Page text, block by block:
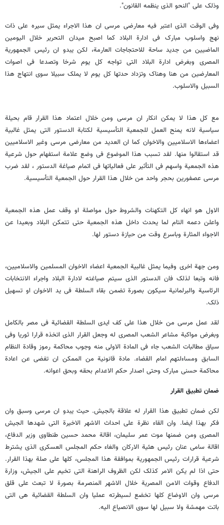
وذلک على "النحو الذی ینظمه القانون".
وفی الوقت الذی اعتبر فیه معارضی مرسی ان هذا الاجراء یمثل سیره على ذات
نهج واسلوب مبارک فی ادارة البلاد کما اصبح میدان التحریر خلال الیومین
الماضیین من جدید ساحة للاحتجاجات العارمة، لکن یبدو ان رئیس الجمهوریة
المصری وبغرض ادارة البلاد التی تواجه کل یوم شرخا وتصدعا فی اصوات
المعارضین من هنا وهناک وتزداد حدتها کل یوم لا یملک سبیلا سوى انتهاج هذا
السبیل والاسلوب.
مع کل هذا لا یمکن انکار ان مرسی ومن خلال اعتماد هذا القرار قام بحیلة
سیاسیة لانه یمنح العمل للجمعیة التأسیسیة لکتابة الدستور التی یمثل غالبیة
اعضاءها الاسلامیین والاخوان کما ان العدید من معارضی مرسی وغیر الاسلامیین
قد استقالوا منها. لقد تسبب هذا الموضوع فی وضع علامة استفهام حول شرعیة
هذه الجمعیة واسهم فی التأثیر على فعالیاتها فی اتمام صیاغة الدستور ، لقد ضرب
مرسی عصفورین بحجر واحد من خلال هذا القرار حول الجمعیة التأسیسیة.
الاول هو انهاء کل التکهنات والشروط حول مواصلة او وقف عمل هذه الجمعیة
واعلن دعمه التام لما یحدث داخل هذه الجمعیة حتى تتمکن البلاد وبعیدا عن
الاجواء المثارة وباسرع وقت من حیازة دستور لها.
ومن جهة اخرى وفیما یمثل غالبیة الجمعیة اعضاء الاخوان المسلمین والاسلامیین،
فانه وتبعا لذلک فان الدستور الذی سیتم صیاغته لادارة البلاد واجراء الانتخابات
الرئاسیة والبرلمانیة سیکون بصورة تضمن بقاء السلطة فی ید الاخوان او تسهیل
ذلک.
لقد عمل مرسی من خلال هذا على کف ایدی السلطة القضائیة فی مصر بالکامل
وبغرض مواکبة مشاعر الشعب المصری له وجعل القرار الذی اتخذه قرارا ثوریا وفی
سیاق مطالبات الشعب جاء فی المادة الاولى منه وجوب محاکمة رموز وقادة النظام
السابق ومساءلتهم امام القضاء. مادة قانونیة من الممکن ان تفضی عن اعادة
محاکمة حسنی مبارک وحتى اصدار حکم الاعدام بحقه وبحق اعوانه.
ضمان تطبیق القرار
لکن ضمان تطبیق هذا القرار له علاقة بالجیش. حیث یبدو ان مرسی وسبق وان
فکر بهذا ایضا. وان القاء نظرة على احداث الاشهر الاخیرة التی شهدها الجیش
المصری ومن ضمنها موت عمر سلیمان، اقالة محمد حسین طنطاوی وزیر الدفاع،
اقالة سامی عنان رئیس هئیة الارکان والغاء حکم المجلس العسکری الذی یشترط
شرعیة قرارات رئیس الجمهوریة بموافقة هذا المجلس، کلها على صلة بهذا القرار.
حتى اذا لم یکن الامر کذلک لکن الظروف الراهنة التی تخیم على الجیش، وزارة
الدفاع وقوات الامن المصریة خلال الاشهر المنصرمة بصورة لا تبعث على قلق
مرسی وان الاوضاع کلها تخضع لسیطرته عملیا وان السلطة القضائیة هی التی
باتت مهمشة ولا سبیل لها سوى الانصیاع الیه.